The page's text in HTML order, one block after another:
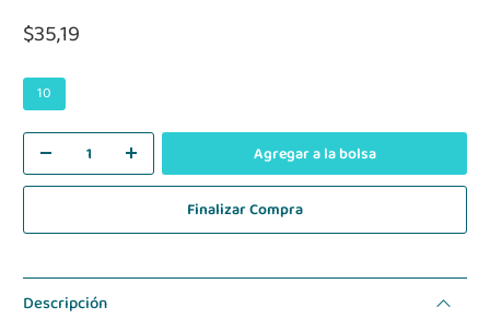
$35,19
10
Agregar a la bolsa
Finalizar Compra
Descripción